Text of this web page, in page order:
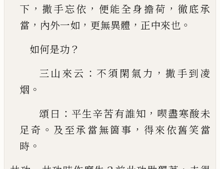
下 ， 撒手忘依 ， 便能全身擔荷 ， 徹底承
當 ， 內外一如 ， 更無異體 ， 正中來也 。
如何是功 ？
三山來云 ： 不須閑氣力 ，撒手到凌
烟 。
頌曰 ： 平生辛苦有誰知 ， 喫盡寒酸未
足奇 。 及至承當無箇事 ， 得來依舊笑當
時 。